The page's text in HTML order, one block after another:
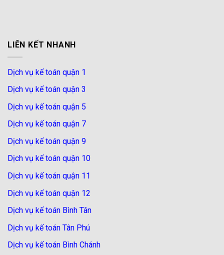
LIÊN KẾT NHANH
Dịch vụ kế toán quận 1
Dịch vụ kế toán quận 3
Dịch vụ kế toán quận 5
Dịch vụ kế toán quận 7
Dịch vụ kế toán quận 9
Dịch vụ kế toán quận 10
Dịch vụ kế toán quận 11
Dịch vụ kế toán quận 12
Dịch vụ kế toán Bình Tân
Dịch vụ kế toán Tân Phú
Dịch vụ kế toán Bình Chánh